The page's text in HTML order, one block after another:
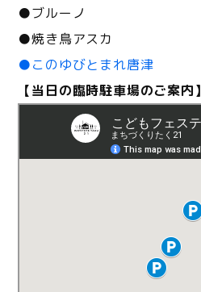
●ブルーノ
●焼き鳥アスカ
●このゆびとまれ唐津
【当日の臨時駐車場のご案内】